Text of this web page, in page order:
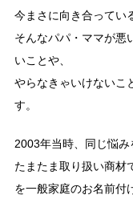
今まさに向き合ってい
そんなパパ・ママが悪
いことや、
やらなきゃいけないこ
す。
2003年当時、同じ悩み
たまたま取り扱い商材
を一般家庭のお名前付